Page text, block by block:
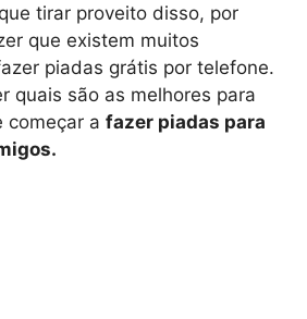
tirar proveito disso, por
que existem muitos
piadas grátis por telefone.
quais são as melhores para
começar a fazer piadas para